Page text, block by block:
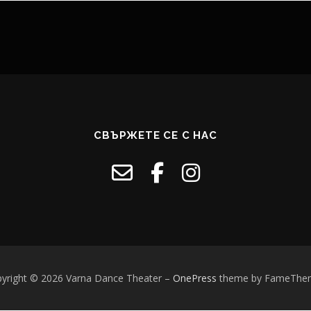
СВЪРЖЕТЕ СЕ С НАС
© 2026 Varna Dance Theater – OnePress theme by